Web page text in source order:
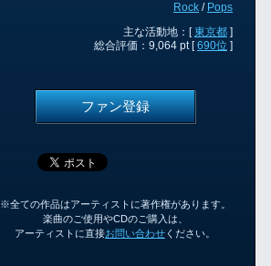
Rock / Pops
主な活動地：[東京都 ]
総合評価：9,064 pt [690位 ]
ファン登録
※全ての作品はアーティストに著作権があります。
楽曲のご使用やCDのご購入は、
アーティストに直接お問い合わせ ください。